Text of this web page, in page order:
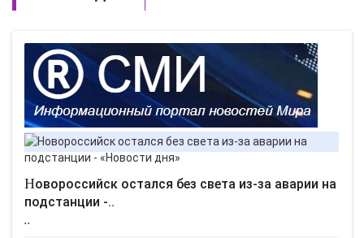
Новороссийск остался без света из-за аварии на
подстанции -..
..